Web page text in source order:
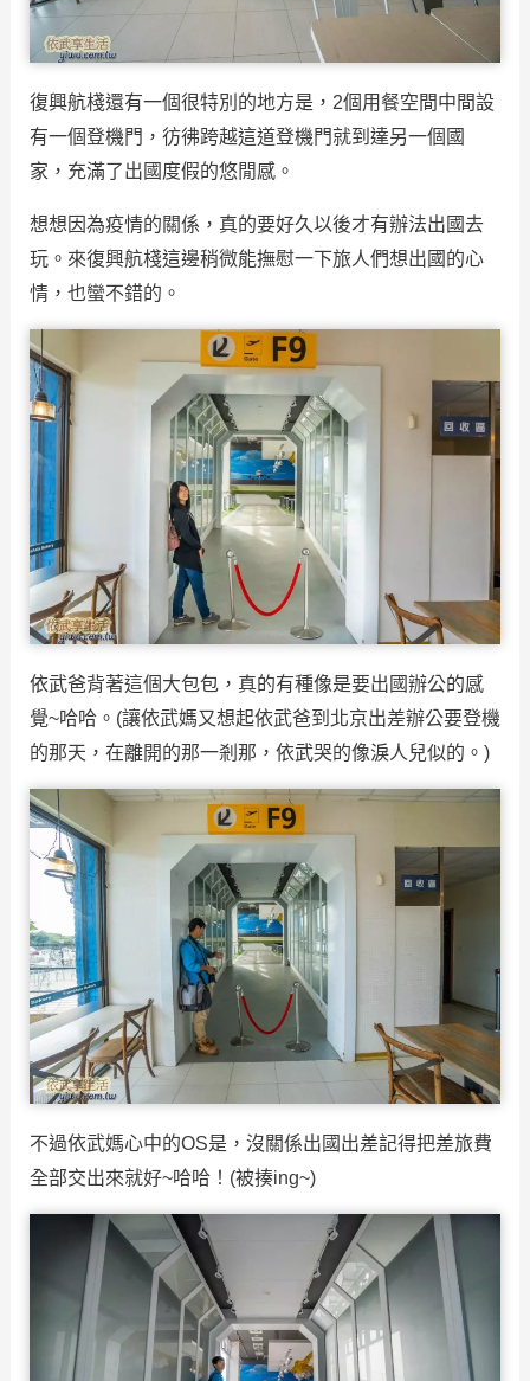
復興航棧還有一個很特別的地方是，2個用餐空間中間設
有一個登機門，彷彿跨越這道登機門就到達另一個國
家，充滿了出國度假的悠閒感。
想想因為疫情的關係，真的要好久以後才有辦法出國去
玩。來復興航棧這邊稍微能撫慰一下旅人們想出國的心
情，也蠻不錯的。
依武爸背著這個大包包，真的有種像是要出國辦公的感
覺~哈哈。(讓依武媽又想起依武爸到北京出差辦公要登機
的那天，在離開的那一剎那，依武哭的像淚人兒似的。)
不過依武媽心中的OS是，沒關係出國出差記得把差旅費
全部交出來就好~哈哈！(被揍ing~)